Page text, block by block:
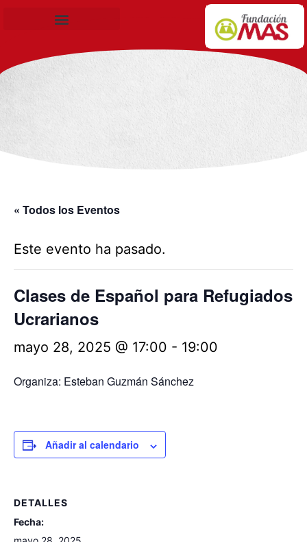
« Todos los Eventos
Este evento ha pasado.
Clases de Español para Refugiados
Ucrarianos
mayo 28, 2025 @ 17:00 - 19:00
Organiza: Esteban Guzmán Sánchez
Añadir al calendario
DETALLES
Fecha: